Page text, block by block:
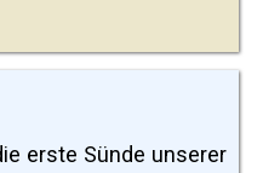
erste Sünde unserer